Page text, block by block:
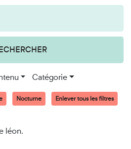
Catégorie
Nocturne Enlever tous les filtres
léon.